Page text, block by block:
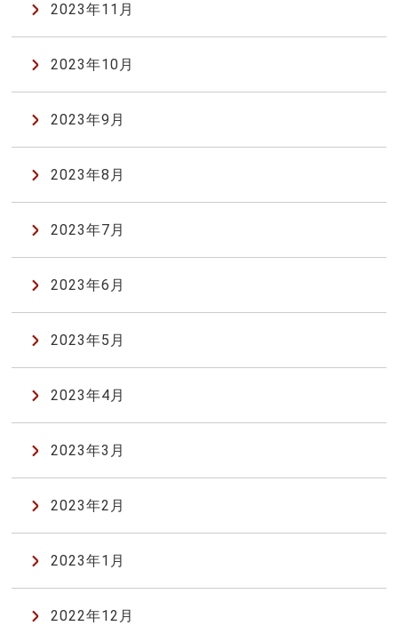
2023年11月
2023年10月
2023年9月
2023年8月
2023年7月
2023年6月
2023年5月
2023年4月
2023年3月
2023年2月
2023年1月
2022年12月